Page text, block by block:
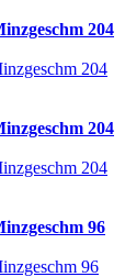
204
204
96